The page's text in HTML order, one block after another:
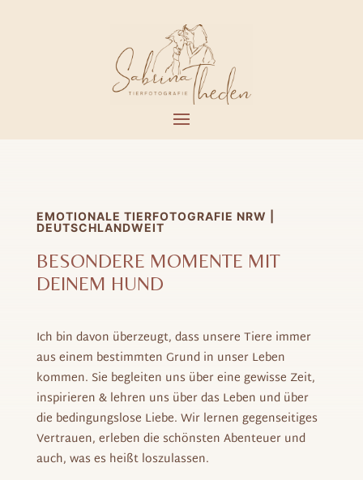
EMOTIONALE TIERFOTOGRAFIE NRW |
DEUTSCHLANDWEIT
BESONDERE MOMENTE MIT
DEINEM HUND
Ich bin davon überzeugt, dass unsere Tiere immer
aus einem bestimmten Grund in unser Leben
kommen. Sie begleiten uns über eine gewisse Zeit,
inspirieren & lehren uns über das Leben und über
die bedingungslose Liebe. Wir lernen gegenseitiges
Vertrauen, erleben die schönsten Abenteuer und
auch, was es heißt loszulassen.